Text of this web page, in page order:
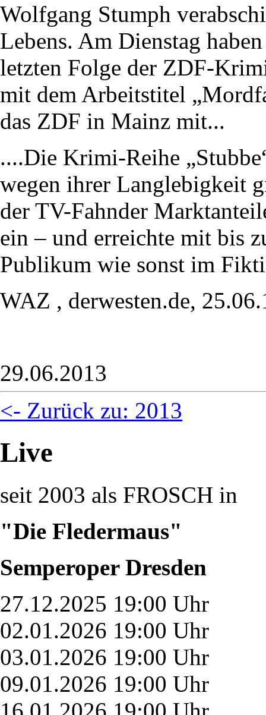
Wolfgang Stumph
Lebens. Am Dienstag
letzten Folge der ZDF-
mit dem Arbeitstitel
das ZDF in Mainz mit...
....Die Krimi-Reihe
wegen ihrer Langlebigkeit
der TV-Fahnder
ein – und erreichte mit bis
Publikum wie sonst im
WAZ , derwesten.de,
29.06.2013
<- Zurück zu: 2013
Live
seit 2003 als FROSCH in
"Die Fledermaus"
Semperoper Dresden
27.12.2025 19:00 Uhr
02.01.2026 19:00 Uhr
03.01.2026 19:00 Uhr
09.01.2026 19:00 Uhr